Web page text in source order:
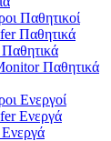
Παθητικοί
Παθητικά
Παθητικά
Ενεργοί
Ενεργά